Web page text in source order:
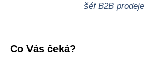
šéf B2B prodeje
Co Vás čeká?